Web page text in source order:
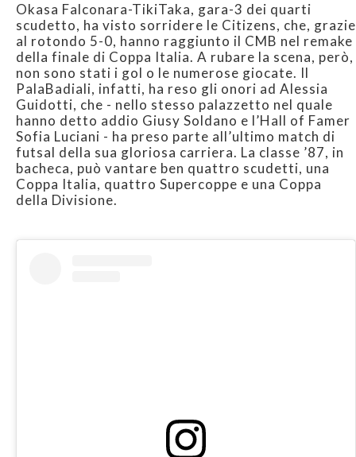
Okasa Falconara-TikiTaka, gara-3 dei quarti
scudetto, ha visto sorridere le Citizens, che, grazie
al rotondo 5-0, hanno raggiunto il CMB nel remake
della finale di Coppa Italia. A rubare la scena, però,
non sono stati i gol o le numerose giocate. Il
PalaBadiali, infatti, ha reso gli onori ad Alessia
Guidotti, che - nello stesso palazzetto nel quale
hanno detto addio Giusy Soldano e l’Hall of Famer
Sofia Luciani - ha preso parte all’ultimo match di
futsal della sua gloriosa carriera. La classe ’87, in
bacheca, può vantare ben quattro scudetti, una
Coppa Italia, quattro Supercoppe e una Coppa
della Divisione.